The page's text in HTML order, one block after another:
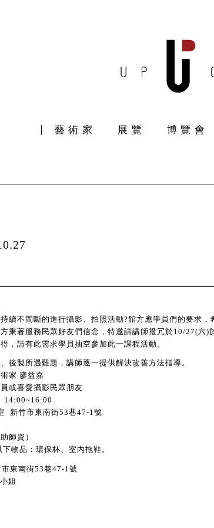
藝術家 展覽 博覽會
續不間斷的進行攝影、拍照活動?館方應學員們的要求，
秉著服務民眾好友們信念，特邀請講師撥冗於10/27(六)
，請有此需求學員抽空參加此一課程活動。
後製所遇難題，講師逐一提供解決改善方法指導。
家 廖益嘉
或喜愛攝影民眾朋友
14:00~16:00
新竹市東南街53巷47-1號
師資）
品：環保杯、室內拖鞋。
南街53巷47-1號
姐